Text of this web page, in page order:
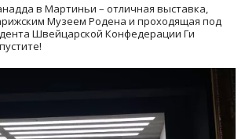
в Мартиньи – отличная выставка,
Музеем Родена и проходящая под
Швейцарской Конфедерации Ги